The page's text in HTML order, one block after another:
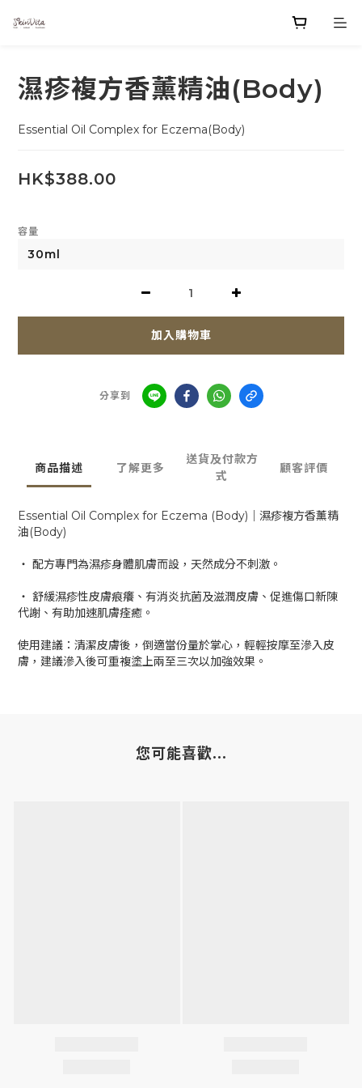
濕疹複方香薰精油(Body)
Essential Oil Complex for Eczema(Body)
HK$388.00
容量
加入購物車
分享到
商品描述 了解更多
送貨及付款方
式
顧客評價
Essential Oil Complex for Eczema (Body)｜濕疹複方香薰精
油(Body)
‧ 配方專門為濕疹身體肌膚而設，天然成分不刺激。
‧ 舒緩濕疹性皮膚痕癢、有消炎抗菌及滋潤皮膚、促進傷口新陳
代謝、有助加速肌膚痊癒。
使用建議：清潔皮膚後，倒適當份量於掌心，輕輕按摩至滲入皮
膚，建議滲入後可重複塗上兩至三次以加強效果。
您可能喜歡...